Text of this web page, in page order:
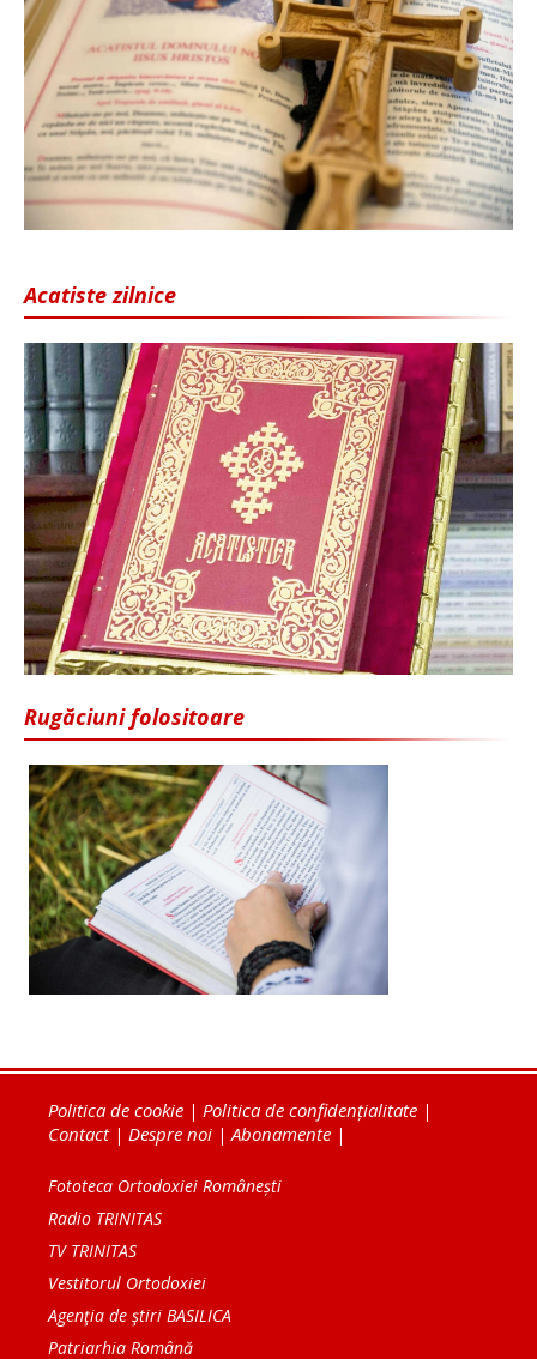
Acatiste zilnice
Rugăciuni folositoare
Politica de cookie | Politica de confidențialitate |
Contact| Despre noi | Abonamente |
Fototeca Ortodoxiei Românești
Radio TRINITAS
TV TRINITAS
Vestitorul Ortodoxiei
Agenţia de ştiri BASILICA
Patriarhia Română